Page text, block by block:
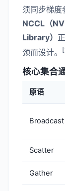
须同步梯度
NCCL（
Library）
颈而设计。
核心集合
原语
Broadcast
Scatter
Gather